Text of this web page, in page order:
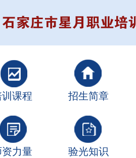
训课程 招生简章
资力量 验光知识